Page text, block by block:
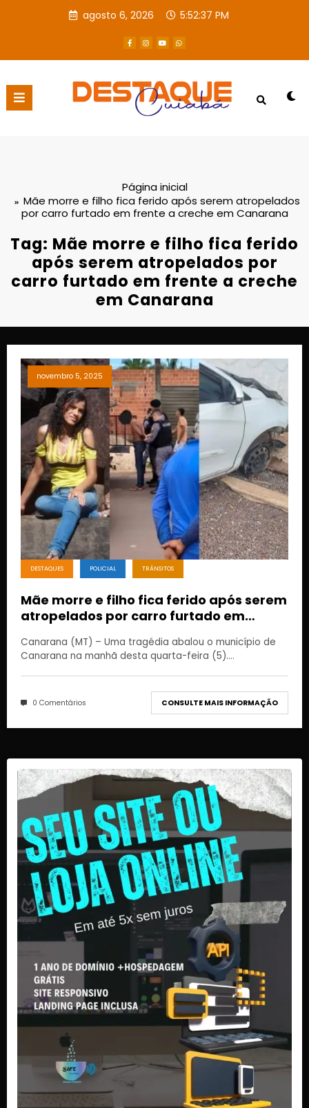
agosto 6, 2026 5:52:37 PM
Página inicial
Mãe morre e filho fica ferido após serem atropelados
por carro furtado em frente a creche em Canarana
Tag: Mãe morre e filho fica ferido
após serem atropelados por
carro furtado em frente a creche
em Canarana
novembro 5, 2025
DESTAQUES POLICIAL TRÂNSITOS
Mãe morre e filho fica ferido após serem
atropelados por carro furtado em
frente a creche em Canarana
Canarana (MT) – Uma tragédia abalou o município de
Canarana na manhã desta quarta-feira (5).…
0 Comentários CONSULTE MAIS INFORMAÇÃO